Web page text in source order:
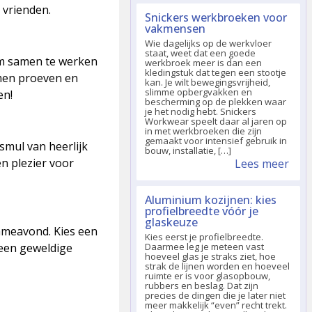
samen te werken
proeven en
van heerlijk
plezier voor
Kies een
geweldige
Snickers werkbroeken voor
vakmensen
Wie dagelijks op de werkvloer
staat, weet dat een goede
werkbroek meer is dan een
kledingstuk dat tegen een stootje
kan. Je wilt bewegingsvrijheid,
slimme opbergvakken en
bescherming op de plekken waar
je het nodig hebt. Snickers
Workwear speelt daar al jaren op
in met werkbroeken die zijn
gemaakt voor intensief gebruik in
bouw, installatie, […]
Lees meer
Aluminium kozijnen: kies
profielbreedte vóór je
glaskeuze
Kies eerst je profielbreedte.
Daarmee leg je meteen vast
hoeveel glas je straks ziet, hoe
strak de lijnen worden en hoeveel
ruimte er is voor glasopbouw,
rubbers en beslag. Dat zijn
precies de dingen die je later niet
meer makkelijk “even” recht trekt.